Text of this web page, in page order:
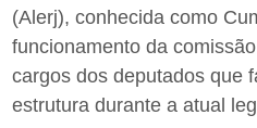
(Alerj), conhecida como
funcionamento da
cargos dos deputados que
estrutura durante a atual